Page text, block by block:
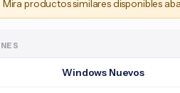
Mira productos similares disponibles
Windows Nuevos